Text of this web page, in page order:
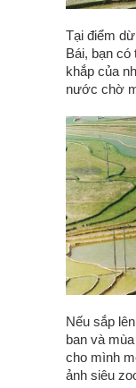
Tại điểm
Bái, bạn
khắp của
nước chờ
Nếu sắp
ban và
cho mình
ảnh siêu